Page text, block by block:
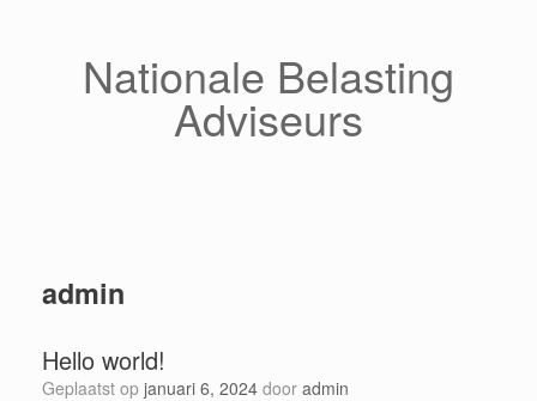
Nationale Belasting
Adviseurs
admin
Hello world!
Geplaatst op januari 6, 2024 door admin